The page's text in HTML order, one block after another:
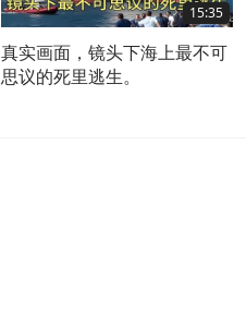
15:35
真实画面，镜头下海上最不可
思议的死里逃生。